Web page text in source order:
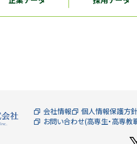
会社情報 個人情報保護方針
お問い合わせ(高専生・高専教